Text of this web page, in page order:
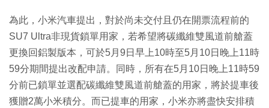
為此，小米汽車提出，對於尚未交付且仍在開票流程前的
SU7 Ultra非現貨鎖單用家，若希望將碳纖維雙風道前艙蓋
更換回鋁製版本，可於5月9日早上10時至5月10日晚上11時
59分期間提出改配申請。同時，所有在5月10日晚上11時59
分前已鎖單並選配碳纖維雙風道前艙蓋的用家，將於提車後
獲贈2萬小米積分。而已提車的用家，小米亦將盡快安排積